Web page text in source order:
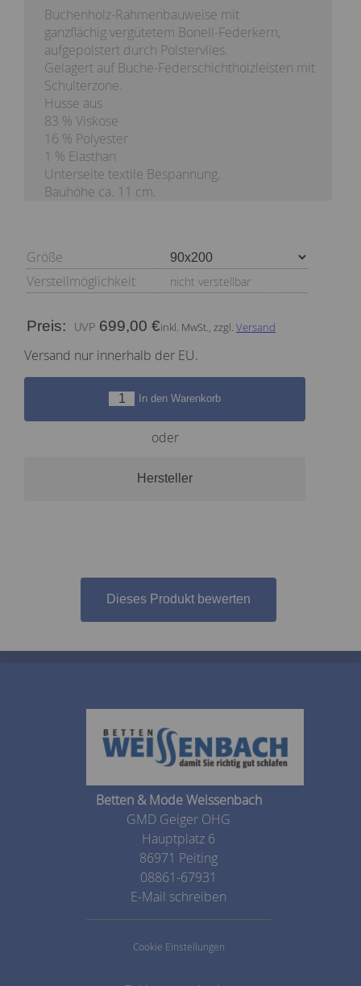
Buchenholz-Rahmenbauweise mit
ganzflächig vergütetem Bonell-Federkern,
aufgepolstert durch Polstervlies.
Gelagert auf Buche-Federschichtholzleisten mit
Schulterzone.
Husse aus
83 % Viskose
16 % Polyester
1 % Elasthan
Unterseite textile Bespannung.
Bauhöhe ca. 11 cm.
Größe
Verstellmöglichkeit
nicht verstellbar
Preis: 699,00 €inkl. MwSt., zzgl. Versand
Versand nur innerhalb der EU.
In den Warenkorb
oder
Hersteller
Dieses Produkt bewerten
Betten & Mode Weissenbach
GMD Geiger OHG
Hauptplatz 6
86971 Peiting
08861-67931
E-Mail schreiben
Cookie Einstellungen